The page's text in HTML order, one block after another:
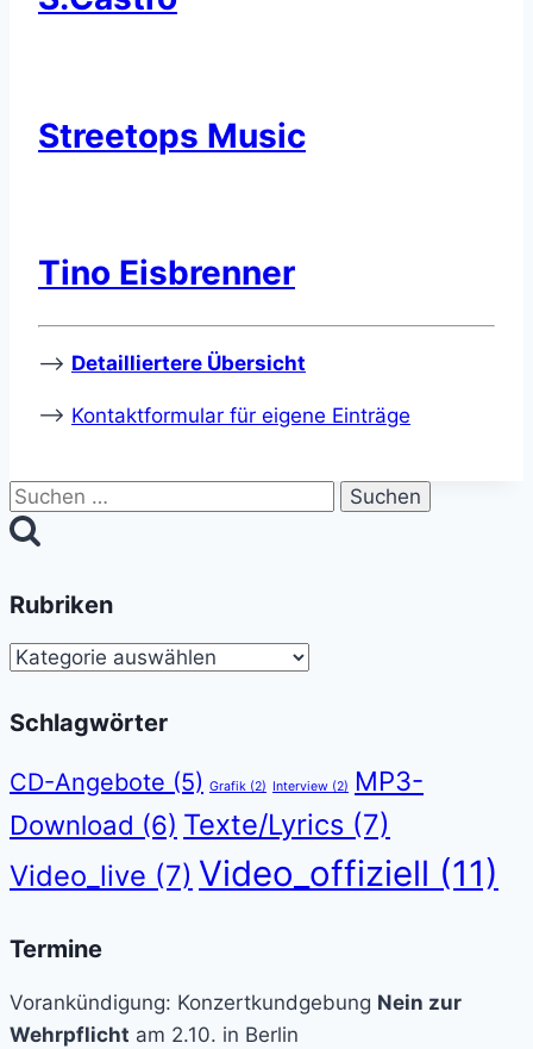
Streetops Music
Tino Eisbrenner
–> Detailliertere Übersicht
–> Kontaktformular für eigene Einträge
Suchen
nach:
Rubriken
Rubriken
Schlagwörter
CD-Angebote (5) Grafik (2) Interview (2)
MP3-
Download (6) Texte/Lyrics (7)
Video_live (7) Video_offiziell (11)
Termine
Vorankündigung: Konzertkundgebung Nein zur
Wehrpflicht am 2.10. in Berlin